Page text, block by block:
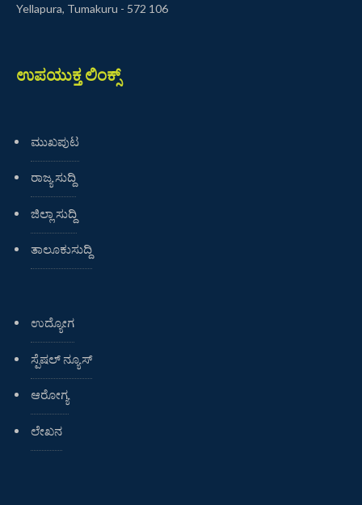
Yellapura, Tumakuru - 572 106
ಉಪಯುಕ್ತ ಲಿಂಕ್ಸ್
ಮುಖಪುಟ
ರಾಜ್ಯ ಸುದ್ದಿ
ಜಿಲ್ಲಾ ಸುದ್ದಿ
ತಾಲೂಕುಸುದ್ದಿ
ಉದ್ಯೋಗ
ಸ್ಪೆಷಲ್ ನ್ಯೂಸ್
ಆರೋಗ್ಯ
ಲೇಖನ